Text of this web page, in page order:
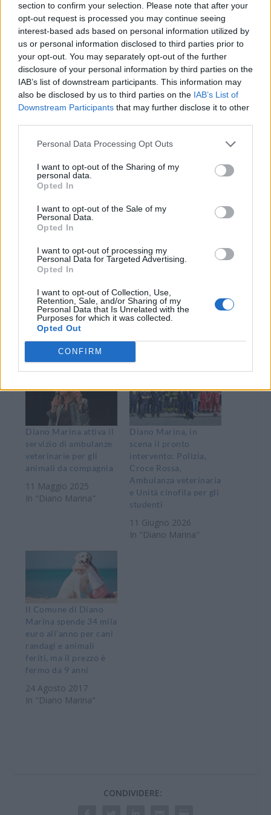
section to confirm your selection. Please note that after your
opt-out request is processed you may continue seeing
interest-based ads based on personal information utilized by
us or personal information disclosed to third parties prior to
your opt-out. You may separately opt-out of the further
disclosure of your personal information by third parties on the
IAB’s list of downstream participants. This information may
also be disclosed by us to third parties on the IAB’s List of
Downstream Participants that may further disclose it to other
Personal Data Processing Opt Outs
I want to opt-out of the Sharing of my
personal data.
Opted In
I want to opt-out of the Sale of my
Personal Data.
Opted In
I want to opt-out of processing my
Personal Data for Targeted Advertising.
Opted In
I want to opt-out of Collection, Use,
Retention, Sale, and/or Sharing of my
Personal Data that Is Unrelated with the
Purposes for which it was collected.
Opted Out
CONFIRM
complementare a questa nuova iniziativa. In
caso di necessità, il servizio di ambulanze
veterinarie può essere attivato esclusivamente
tramite chiamata telefonica al numero di
emergenza 338 3356511.
Condividi:
WhatsApp
Stampa
Correlati
Diano Marina attiva il
servizio di ambulanze
veterinarie per gli
animali da compagnia
11 Maggio 2025
In "Diano Marina"
Diano Marina, in
scena il pronto
intervento: Polizia,
Croce Rossa,
Ambulanza veterinaria
e Unità cinofila per gli
studenti
11 Giugno 2026
In "Diano Marina"
Il Comune di Diano
Marina spende 34 mila
euro all’anno per cani
randagi e animali
feriti, ma il prezzo è
fermo da 9 anni
24 Agosto 2017
In "Diano Marina"
CONDIVIDERE: